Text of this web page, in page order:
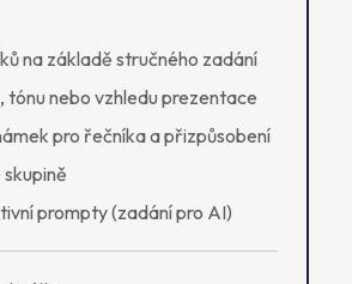
na základě stručného zadání
tónu nebo vzhledu prezentace
pro řečníka a přizpůsobení
prompty (zadání pro AI)